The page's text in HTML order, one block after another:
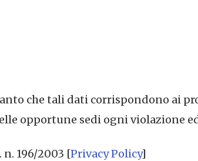
che tali dati corrispondono ai
opportune sedi ogni violazione
196/2003 [Privacy Policy]